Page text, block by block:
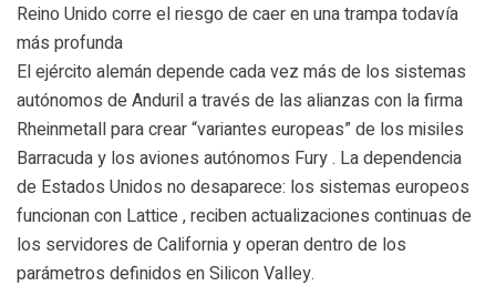
Reino Unido corre el riesgo de caer en una trampa todavía
más profunda
El ejército alemán depende cada vez más de los sistemas
autónomos de Anduril a través de las alianzas con la firma
Rheinmetall para crear “variantes europeas” de los misiles
Barracuda y los aviones autónomos Fury . La dependencia
de Estados Unidos no desaparece: los sistemas europeos
funcionan con Lattice , reciben actualizaciones continuas de
los servidores de California y operan dentro de los
parámetros definidos en Silicon Valley.